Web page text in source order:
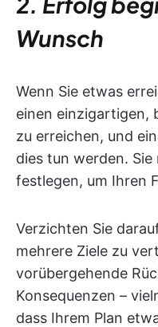
Wunsch
Wenn Sie etwas
einen einzigartigen,
zu erreichen, und
dies tun werden. Sie
festlegen, um Ihren
Verzichten Sie
mehrere Ziele zu
vorübergehende
Konsequenzen –
dass Ihrem Plan